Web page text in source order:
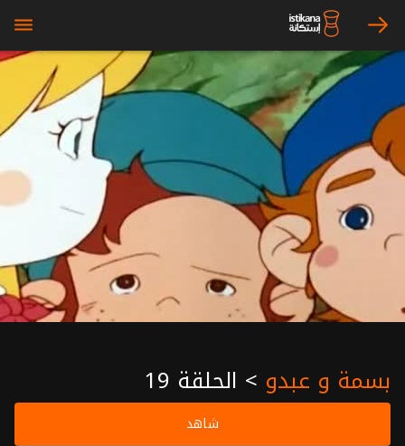
arrow_right
bars
بسمة و عبدو > الحلقة 19
شاهد